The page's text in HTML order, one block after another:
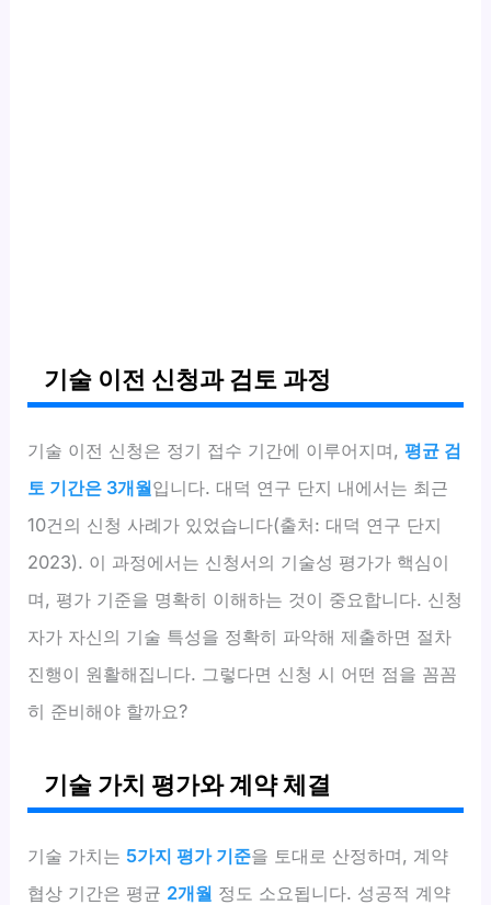
기술 이전 신청과 검토 과정
기술 이전 신청은 정기 접수 기간에 이루어지며,평균 검
토 기간은 3개월입니다. 대덕 연구 단지 내에서는 최근
10건의 신청 사례가 있었습니다(출처: 대덕 연구 단지
2023). 이 과정에서는 신청서의 기술성 평가가 핵심이
며, 평가 기준을 명확히 이해하는 것이 중요합니다. 신청
자가 자신의 기술 특성을 정확히 파악해 제출하면 절차
진행이 원활해집니다. 그렇다면 신청 시 어떤 점을 꼼꼼
히 준비해야 할까요?
기술 가치 평가와 계약 체결
기술 가치는 5가지 평가 기준을 토대로 산정하며, 계약
협상 기간은 평균 2개월 정도 소요됩니다. 성공적 계약